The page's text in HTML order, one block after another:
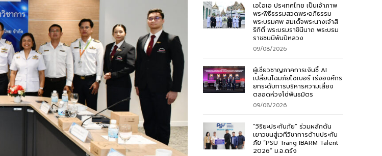
เอไอเอ ประเทศไทย เป็นเจ้าภาพ
พระพิธีธรรมสวดพระอภิธรรม
พระบรมศพ สมเด็จพระนางเจ้าสิ
ริกิติ์ พระบรมราชินีนาถ พระบรม
ราชชนนีพันปีหลวง
09/08/2026
ผู้เชี่ยวชาญภาคการเงินชี้ AI
เปลี่ยนโฉมภัยไซเบอร์ เร่งองค์กร
ยกระดับการบริหารความเสี่ยง
ตลอดห่วงโซ่พันธมิตร
09/08/2026
“วิริยะประกันภัย” ร่วมผลักดัน
เยาวชนสู่เวทีวิชาการด้านประกัน
ภัย “PSU Trang IBARM Talent
2026” ม.อ.ตรัง